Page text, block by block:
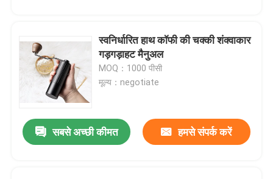
स्वनिर्धारित हाथ कॉफी की चक्की शंक्वाकार
गड़गड़ाहट मैनुअल
MOQ：1000 पीसी
मूल्य：negotiate
सबसे अच्छी कीमत हमसे संपर्क करें